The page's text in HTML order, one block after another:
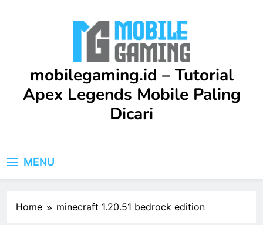
mobilegaming.id – Tutorial
Apex Legends Mobile Paling
Dicari
saran profesional yang bisa langsung kamu terapkan
MENU
Home minecraft 1.20.51 bedrock edition